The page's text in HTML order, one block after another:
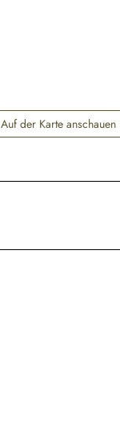
Auf der Karte anschauen